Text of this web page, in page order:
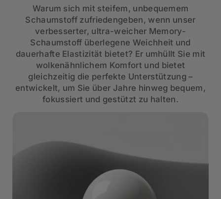
Warum sich mit steifem, unbequemem
Schaumstoff zufriedengeben, wenn unser
verbesserter, ultra-weicher Memory-
Schaumstoff überlegene Weichheit und
dauerhafte Elastizität bietet? Er umhüllt Sie mit
wolkenähnlichem Komfort und bietet
gleichzeitig die perfekte Unterstützung –
entwickelt, um Sie über Jahre hinweg bequem,
fokussiert und gestützt zu halten.